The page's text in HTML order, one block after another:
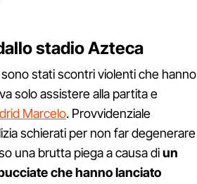
stadio Azteca
stati scontri violenti che hanno
solo assistere alla partita e
Marcelo. Provvidenziale
schierati per non far degenerare
una brutta piega a causa diun
che hanno lanciato